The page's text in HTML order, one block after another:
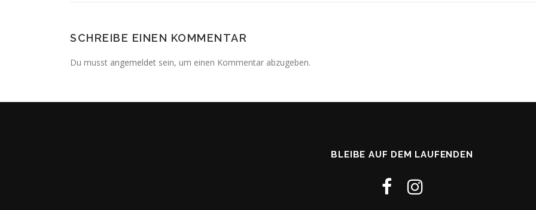
SCHREIBE EINEN KOMMENTAR
Du musst angemeldet sein, um einen Kommentar abzugeben.
BLEIBE AUF DEM LAUFENDEN